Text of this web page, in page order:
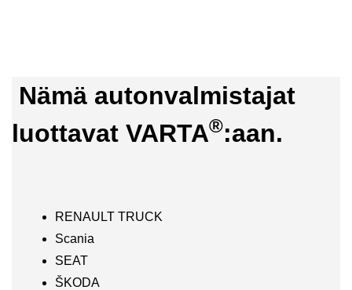
Nämä autonvalmistajat
luottavat VARTA®:aan.
RENAULT TRUCK
Scania
SEAT
ŠKODA